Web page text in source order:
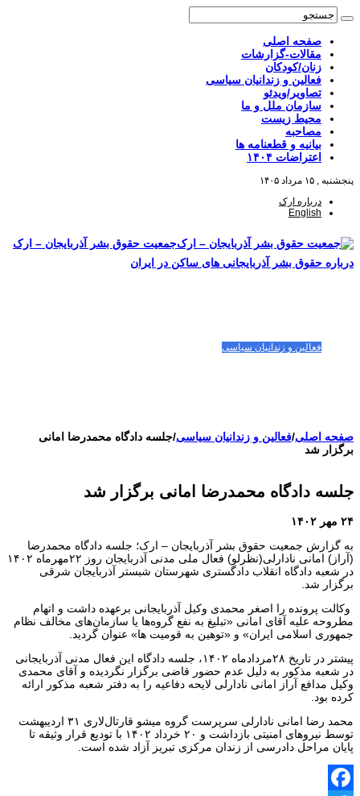
صفحه اصلی
مقالات-گزارشات
زنان/کودکان
فعالین و زندانیان سیاسی
تصاویر/ویدئو
سازمان ملل و ما
محیط زیست
مصاحبه
بیانیه و قطعنامه ها
اعتراضات ۱۴۰۴
پنجشنبه , ۱۵ مرداد ۱۴۰۵
درباره ارک
English
جمعیت حقوق بشر آذربایجان – ارک
درباره حقوق بشر آذربایجانی های ساکن در ایران
فعالین و زندانیان سیاسی
صفحه اصلی/فعالین و زندانیان سیاسی/جلسه دادگاه محمدرضا امانی
برگزار شد
جلسه دادگاه محمدرضا امانی برگزار شد
۲۴ مهر ۱۴۰۲
به گزارش جمعیت حقوق بشر آذربایجان – ارک؛ جلسه دادگاه محمدرضا
(آراز) امانی نادارلی(نظرلو) فعال ملی مدنی آذربایجان روز ۲۲مهرماه ۱۴۰۲
در شعبه دادگاه انقلاب دادگستری شهرستان شبستر آذربایجان شرقی
برگزار شد.
وکالت پرونده را اصغر محمدی وکیل آذربایجانی برعهده داشت و اتهام
مطروحه علیه آقای امانی «تبلیغ به نفع گرو‌ه‌ها یا سازمان‌های مخالف نظام
جمهوری اسلامی ایران» و «توهین به قومیت ها» عنوان گردید.
پیشتر در تاریخ ۲۸مردادماه ۱۴۰۲، جلسه دادگاه این فعال مدنی آذربایجانی
در شعبه مذکور به دلیل عدم حضور قاضی برگزار نگردیده و آقای محمدی
وکیل مدافع آراز امانی نادارلی لایحه دفاعیه را به دفتر شعبه مذکور ارائه
کرده بود.
محمد رضا امانی نادارلی سرپرست گروه میشو قارتال‌لاری ۳۱ اردیبهشت
توسط نیروهای امنیتی بازداشت و ۲۰ خرداد ۱۴۰۲ با تودیع قرار وثیقه تا
پایان مراحل دادرسی از زندان مرکزی تبریز آزاد شده است.